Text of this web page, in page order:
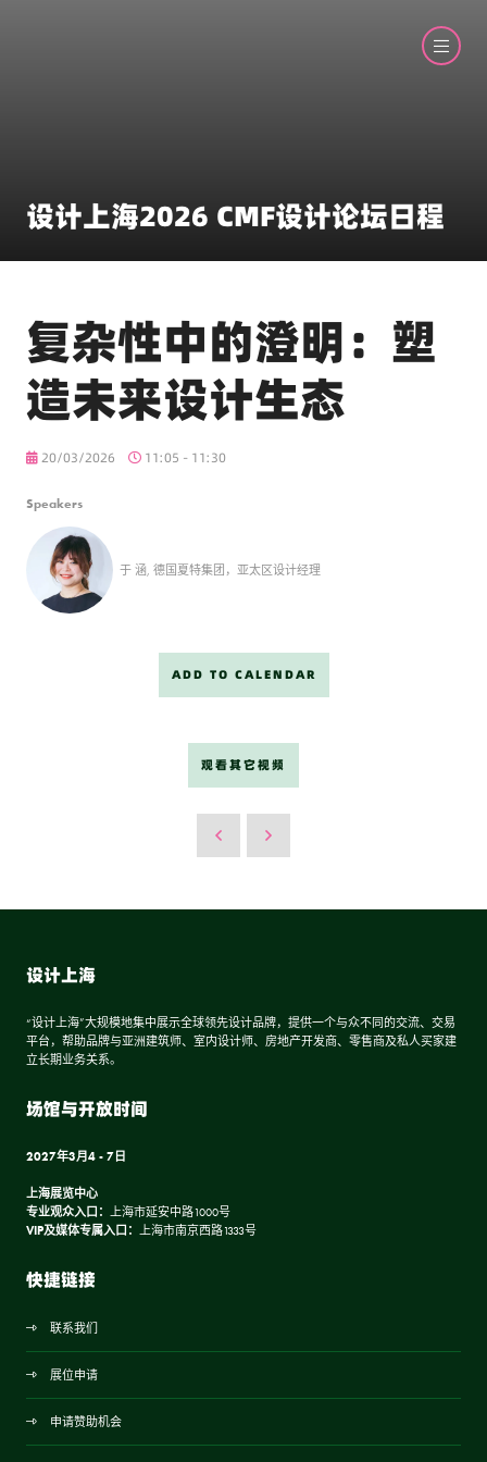
设计上海2026 CMF设计论坛日程
复杂性中的澄明：塑
造未来设计生态
20/03/2026 11:05 - 11:30
Speakers
于 涵, 德国夏特集团，亚太区设计经理
ADD TO CALENDAR
观看其它视频
设计上海
“设计上海”大规模地集中展示全球领先设计品牌，提供一个与众不同的交流、交易
平台，帮助品牌与亚洲建筑师、室内设计师、房地产开发商、零售商及私人买家建
立长期业务关系。
场馆与开放时间
2027年3月4 - 7日
上海展览中心
专业观众入口： 上海市延安中路1000号
VIP及媒体专属入口： 上海市南京西路1333号
快捷链接
联系我们
展位申请
申请赞助机会